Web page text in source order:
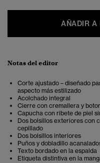
AÑADIR A
Notas del editor
Corte ajustado – diseñado
aspecto más estilizado
Acolchado integral
Cierre con cremallera y
Capucha con ribete de piel
Dos bolsillos exteriores con
cepillado
Dos bolsillos interiores
Puños y dobladillo
Texto bordado en la espalda
Etiqueta distintiva en la